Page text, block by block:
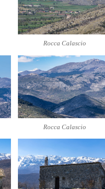
Rocca Calascio
Rocca Calascio